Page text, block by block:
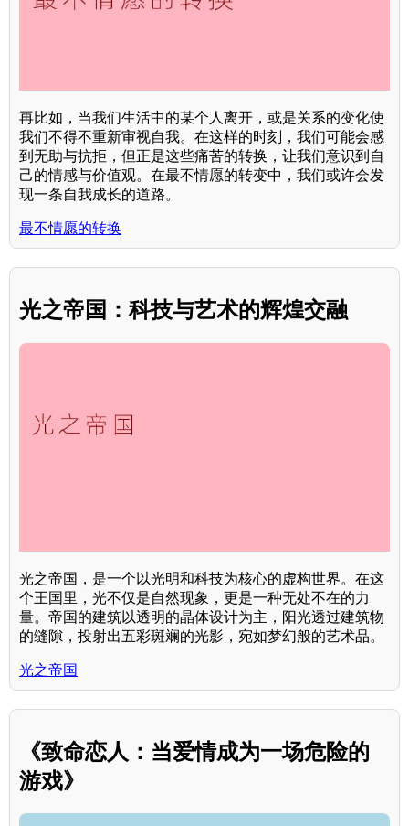
再比如，当我们生活中的某个人离开，或是关系的变化使
我们不得不重新审视自我。在这样的时刻，我们可能会感
到无助与抗拒，但正是这些痛苦的转换，让我们意识到自
己的情感与价值观。在最不情愿的转变中，我们或许会发
现一条自我成长的道路。
最不情愿的转换
光之帝国：科技与艺术的辉煌交融
光之帝国，是一个以光明和科技为核心的虚构世界。在这
个王国里，光不仅是自然现象，更是一种无处不在的力
量。帝国的建筑以透明的晶体设计为主，阳光透过建筑物
的缝隙，投射出五彩斑斓的光影，宛如梦幻般的艺术品。
光之帝国
《致命恋人：当爱情成为一场危险的
游戏》